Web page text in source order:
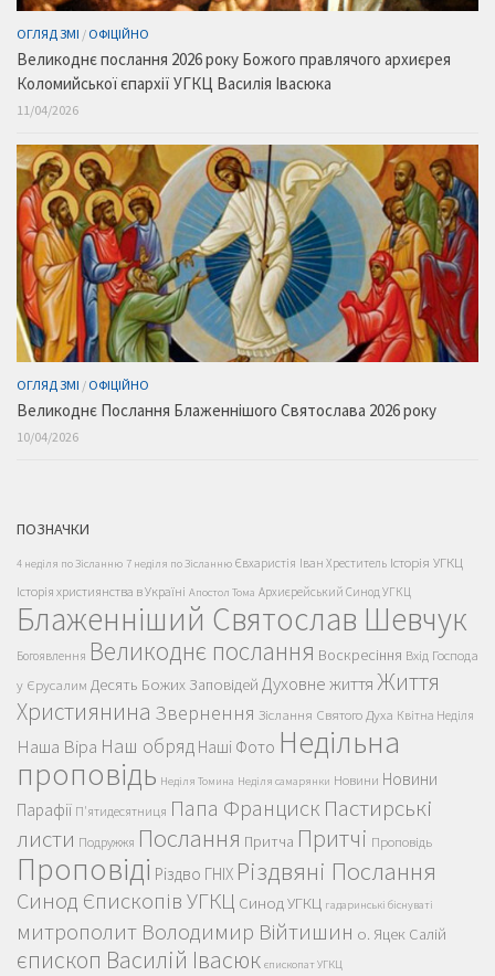
ОГЛЯД ЗМІ / ОФІЦІЙНО
Великоднє послання 2026 року Божого правлячого архиєрея
Коломийської єпархії УГКЦ Василія Івасюка
11/04/2026
ОГЛЯД ЗМІ / ОФІЦІЙНО
Великоднє Послання Блаженнішого Святослава 2026 року
10/04/2026
ПОЗНАЧКИ
4 неділя по Зісланню 7 неділя по Зісланню Євхаристія Іван Хреститель Історія УГКЦ
Історія християнства в Україні Апостол Тома Архиєрейський Синод УГКЦ
Блаженніший Святослав Шевчук
Богоявлення Великоднє послання Воскресіння Вхід Господа
у Єрусалим Десять Божих Заповідей Духовне життяЖиття
Християнина Звернення Зіслання Святого Духа Квітна Неділя
Наша Віра Наш обряд Наші Фото Недільна
проповідь Неділя Томина Неділя самарянки Новини Новини
Парафії П'ятидесятниця Папа Франциск Пастирські
листи Подружжя Послання Притча Притчі Проповідь
Проповіді Різдво ГНІХ Різдвяні Послання
Синод Єпископів УГКЦ Синод УГКЦ гадаринські біснуваті
митрополит Володимир Війтишин о. Яцек Салій
єпископ Василій Івасюк єпископат УГКЦ